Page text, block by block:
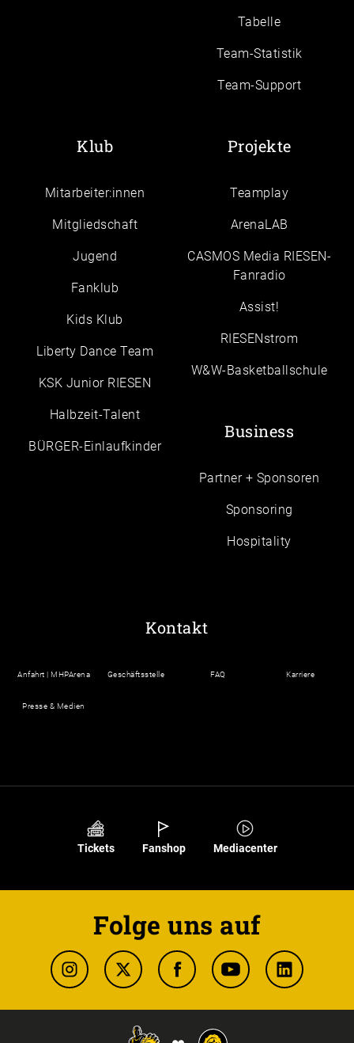
Tabelle
Team-Statistik
Team-Support
Klub
Mitarbeiter:innen
Mitgliedschaft
Jugend
Fanklub
Kids Klub
Liberty Dance Team
KSK Junior RIESEN
Halbzeit-Talent
BÜRGER-Einlaufkinder
Projekte
Teamplay
ArenaLAB
CASMOS Media RIESEN-
Fanradio
Assist!
RIESENstrom
W&W-Basketballschule
Business
Partner + Sponsoren
Sponsoring
Hospitality
Kontakt
Anfahrt | MHPArena Geschäftsstelle FAQ Karriere
Presse & Medien
Tickets Fanshop Mediacenter
Folge uns auf